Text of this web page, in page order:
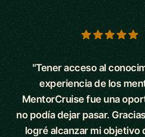
5 out of 5 stars
"Tener acceso al
experiencia de los
MentorCruise fue una
no podía dejar pasar.
logré alcanzar mi objetivo